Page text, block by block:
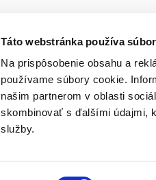
Táto webstránka používa
Na prispôsobenie obsahu a
používame súbory cookie.
našim partnerom v oblasti
skombinovať s ďalšími údajmi,
služby.